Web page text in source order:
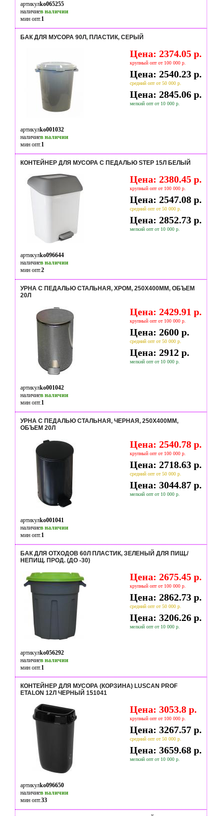
артикулko065255
наличиев наличии
мин опт.1
БАК ДЛЯ МУСОРА 90Л, ПЛАСТИК, СЕРЫЙ
Цена: 2374.05 р.
крупный опт от 100 000 р.
Цена: 2540.23 р.
средний опт от 50 000 р.
Цена: 2845.06 р.
мелкий опт от 10 000 р.
артикулko001032
наличиев наличии
мин опт.1
КОНТЕЙНЕР ДЛЯ МУСОРА С ПЕДАЛЬЮ STEP 15Л БЕЛЫЙ
Цена: 2380.45 р.
крупный опт от 100 000 р.
Цена: 2547.08 р.
средний опт от 50 000 р.
Цена: 2852.73 р.
мелкий опт от 10 000 р.
артикулko096644
наличиев наличии
мин опт.2
УРНА С ПЕДАЛЬЮ СТАЛЬНАЯ, ХРОМ, 250Х400ММ, ОБЪЕМ
20Л
Цена: 2429.91 р.
крупный опт от 100 000 р.
Цена: 2600 р.
средний опт от 50 000 р.
Цена: 2912 р.
мелкий опт от 10 000 р.
артикулko001042
наличиев наличии
мин опт.1
УРНА С ПЕДАЛЬЮ СТАЛЬНАЯ, ЧЕРНАЯ, 250Х400ММ,
ОБЪЕМ 20Л
Цена: 2540.78 р.
крупный опт от 100 000 р.
Цена: 2718.63 р.
средний опт от 50 000 р.
Цена: 3044.87 р.
мелкий опт от 10 000 р.
артикулko001041
наличиев наличии
мин опт.1
БАК ДЛЯ ОТХОДОВ 60Л ПЛАСТИК, ЗЕЛЕНЫЙ ДЛЯ ПИЩ./
НЕПИЩ. ПРОД. (ДО -30)
Цена: 2675.45 р.
крупный опт от 100 000 р.
Цена: 2862.73 р.
средний опт от 50 000 р.
Цена: 3206.26 р.
мелкий опт от 10 000 р.
артикулko056292
наличиев наличии
мин опт.1
КОНТЕЙНЕР ДЛЯ МУСОРА (КОРЗИНА) LUSCAN PROF
ETALON 12Л ЧЕРНЫЙ 151041
Цена: 3053.8 р.
крупный опт от 100 000 р.
Цена: 3267.57 р.
средний опт от 50 000 р.
Цена: 3659.68 р.
мелкий опт от 10 000 р.
артикулko096650
наличиев наличии
мин опт.33